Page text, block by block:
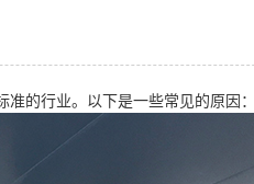
的行业。以下是一些常见的原因：